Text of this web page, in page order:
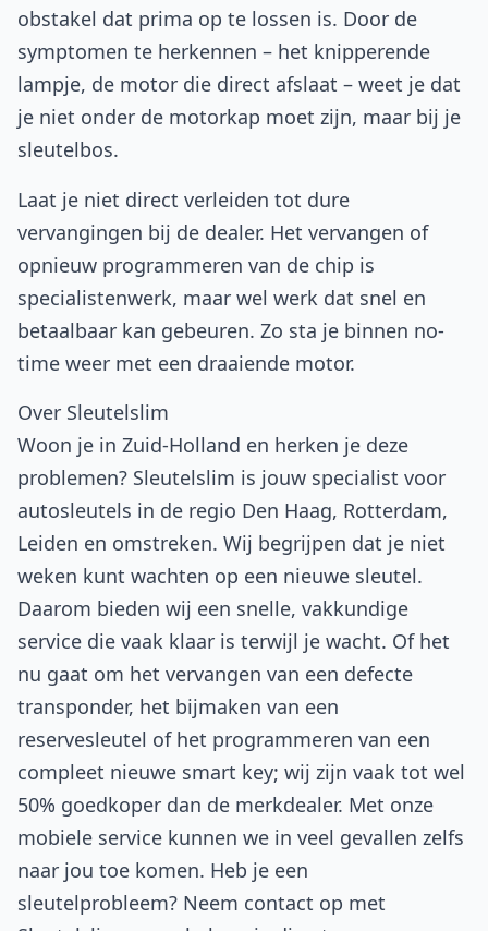
obstakel dat prima op te lossen is. Door de
symptomen te herkennen – het knipperende
lampje, de motor die direct afslaat – weet je dat
je niet onder de motorkap moet zijn, maar bij je
sleutelbos.
Laat je niet direct verleiden tot dure
vervangingen bij de dealer. Het vervangen of
opnieuw programmeren van de chip is
specialistenwerk, maar wel werk dat snel en
betaalbaar kan gebeuren. Zo sta je binnen no-
time weer met een draaiende motor.
Over Sleutelslim
Woon je in Zuid-Holland en herken je deze
problemen? Sleutelslim is jouw specialist voor
autosleutels in de regio Den Haag, Rotterdam,
Leiden en omstreken. Wij begrijpen dat je niet
weken kunt wachten op een nieuwe sleutel.
Daarom bieden wij een snelle, vakkundige
service die vaak klaar is terwijl je wacht. Of het
nu gaat om het vervangen van een defecte
transponder, het bijmaken van een
reservesleutel of het programmeren van een
compleet nieuwe smart key; wij zijn vaak tot wel
50% goedkoper dan de merkdealer. Met onze
mobiele service kunnen we in veel gevallen zelfs
naar jou toe komen. Heb je een
sleutelprobleem? Neem contact op met